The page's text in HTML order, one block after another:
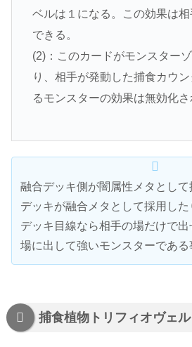
ベルは１になる。この効果は
できる。
(2)：このカードがモンスター
り、相手が発動した捕食カウ
るモンスターの効果は無効化さ
融合デッキ側が闇属性メタとし
デッキが融合メタとして採用し
デッキ目線なら相手の場だけで出
場に出して強いモンスターである
捕食植物トリフィオヴェ